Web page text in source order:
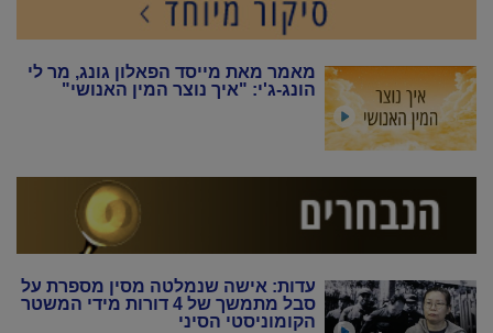
מאמר מאת מייסד הפאלון גונג, מר לי
הונג-ג'י: "איך נוצר המין האנושי"
עדות: אישה שנמלטה מסין מספרת על
סבל מתמשך של 4 דורות מידי המשטר
הקומוניסטי הסיני